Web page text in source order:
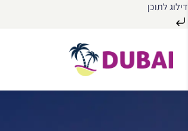
דילוג לתוכן